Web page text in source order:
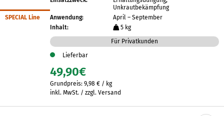
SPECIAL Line
Unkrautbekämpfung
Anwendung:
April – September
Inhalt:
5 kg
Für Privatkunden
Lieferbar
49,90€
Grundpreis: 9,98 € / kg
inkl. MwSt. / zzgl. Versand